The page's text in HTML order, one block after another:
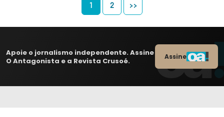
1 2 >>
Apoie o jornalismo independente. Assine
O Antagonista e a Revista Crusoé.
Assine